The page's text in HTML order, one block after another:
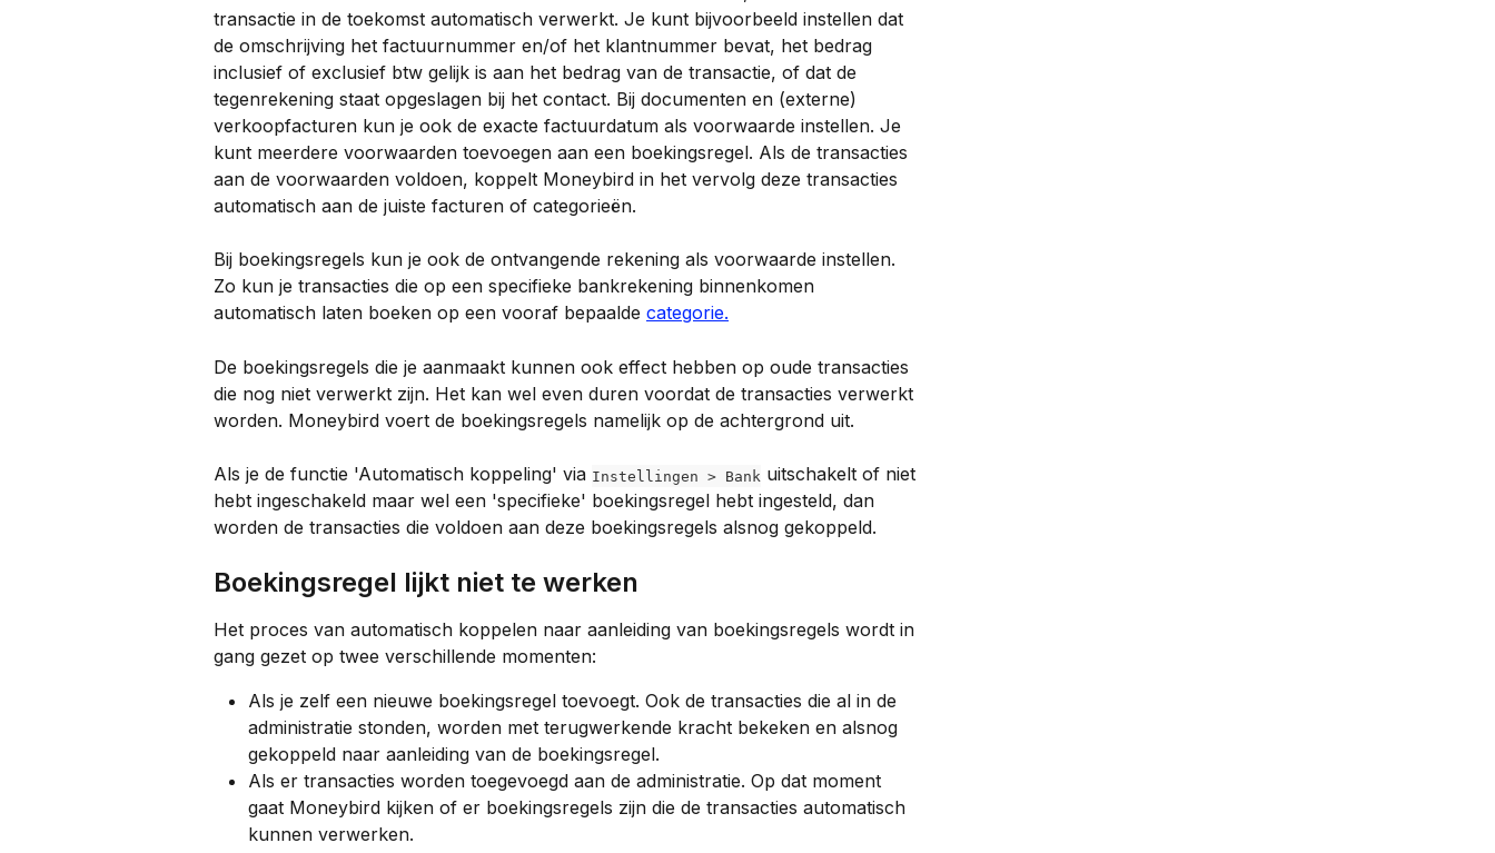
transactie in de toekomst automatisch verwerkt. Je kunt bijvoorbeeld instellen dat
de omschrijving het factuurnummer en/of het klantnummer bevat, het bedrag
inclusief of exclusief btw gelijk is aan het bedrag van de transactie, of dat de
tegenrekening staat opgeslagen bij het contact. Bij documenten en (externe)
verkoopfacturen kun je ook de exacte factuurdatum als voorwaarde instellen. Je
kunt meerdere voorwaarden toevoegen aan een boekingsregel. Als de transacties
aan de voorwaarden voldoen, koppelt Moneybird in het vervolg deze transacties
automatisch aan de juiste facturen of categorieën.
Bij boekingsregels kun je ook de ontvangende rekening als voorwaarde instellen.
Zo kun je transacties die op een specifieke bankrekening binnenkomen
automatisch laten boeken op een vooraf bepaalde categorie.
De boekingsregels die je aanmaakt kunnen ook effect hebben op oude transacties
die nog niet verwerkt zijn. Het kan wel even duren voordat de transacties verwerkt
worden. Moneybird voert de boekingsregels namelijk op de achtergrond uit.
Als je de functie 'Automatisch koppeling' via Instellingen > Bank uitschakelt of niet
hebt ingeschakeld maar wel een 'specifieke' boekingsregel hebt ingesteld, dan
worden de transacties die voldoen aan deze boekingsregels alsnog gekoppeld.
Boekingsregel lijkt niet te werken
Het proces van automatisch koppelen naar aanleiding van boekingsregels wordt in
gang gezet op twee verschillende momenten:
Als je zelf een nieuwe boekingsregel toevoegt. Ook de transacties die al in de
administratie stonden, worden met terugwerkende kracht bekeken en alsnog
gekoppeld naar aanleiding van de boekingsregel.
Als er transacties worden toegevoegd aan de administratie. Op dat moment
gaat Moneybird kijken of er boekingsregels zijn die de transacties automatisch
kunnen verwerken.